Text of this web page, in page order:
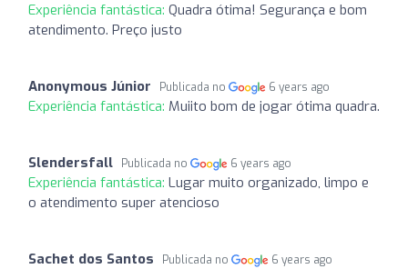
Experiência fantástica: Quadra ótima! Segurança e bom
atendimento. Preço justo
Anonymous Júnior Publicada no 6 years ago
Experiência fantástica: Muiito bom de jogar ótima quadra.
Slendersfall Publicada no 6 years ago
Experiência fantástica: Lugar muito organizado, limpo e
o atendimento super atencioso
Sachet dos Santos Publicada no 6 years ago